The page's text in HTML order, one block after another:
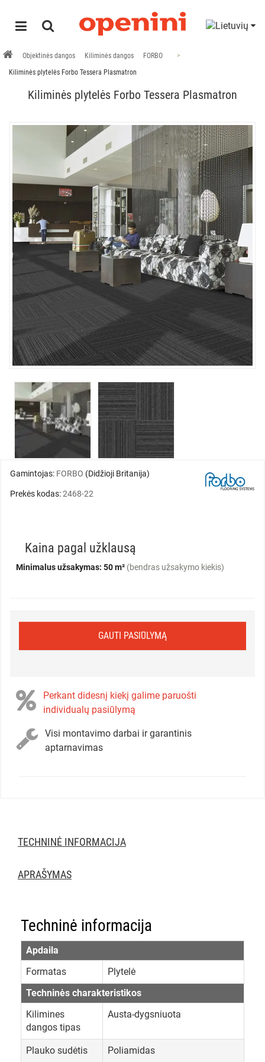
Objektinės dangos Kiliminės dangos
FORBO
Kiliminės plytelės Forbo Tessera Plasmatron
Kiliminės plytelės Forbo Tessera Plasmatron
Gamintojas: FORBO (Didžioji Britanija)
Prekės kodas:2468-22
Kaina pagal užklausą
Minimalus užsakymas: 50 m² (bendras užsakymo kiekis)
GAUTI PASIŪLYMĄ
Perkant didesnį kiekį galime paruošti
individualų pasiūlymą
Visi montavimo darbai ir garantinis
aptarnavimas
TECHNINĖ INFORMACIJA
APRAŠYMAS
Techninė informacija
Apdaila
Formatas
Plytelė
Techninės charakteristikos
Kilimines
dangos tipas
Austa-dygsniuota
Plauko sudėtis Poliamidas